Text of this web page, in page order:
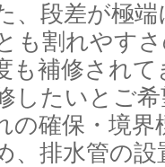
、段差が極
も割れやす
も補修され
したいとご
確保・境界
、排水管の